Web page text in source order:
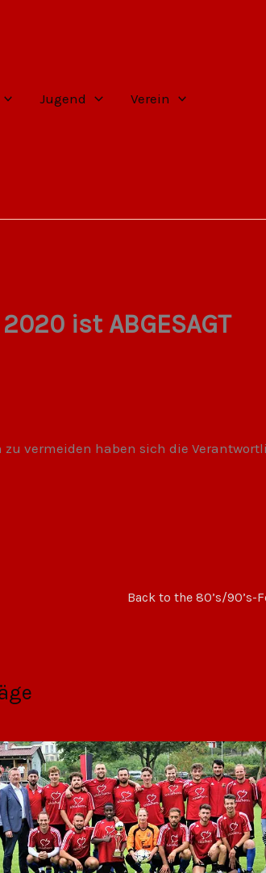
Jugend
Verein
ist ABGESAGT
vermeiden haben sich die
Back to the 80’s/90’s-